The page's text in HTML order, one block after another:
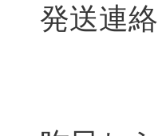
発送連